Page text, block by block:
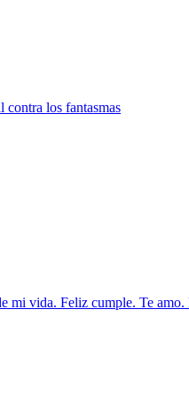
los fantasmas
mi vida. Feliz cumple. Te amo.